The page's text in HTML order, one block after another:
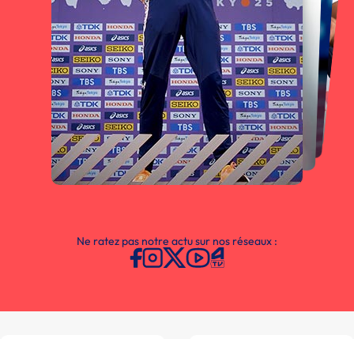
Ne ratez pas notre actu sur nos réseaux :